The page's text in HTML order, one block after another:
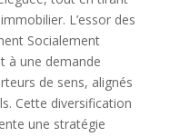
L’essor des
Socialement
à une demande
de sens, alignés
Cette diversification
une stratégie